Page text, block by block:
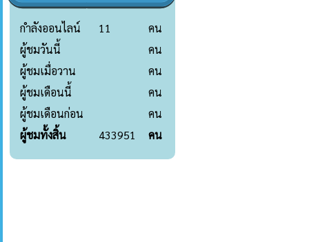
กำลังออนไลน์ 11
คน
ผู้ชมวันนี้
คน
ผู้ชมเมื่อวาน
คน
ผู้ชมเดือนนี้
คน
ผู้ชมเดือนก่อน
คน
ผู้ชมทั้งสิ้น
433951 คน